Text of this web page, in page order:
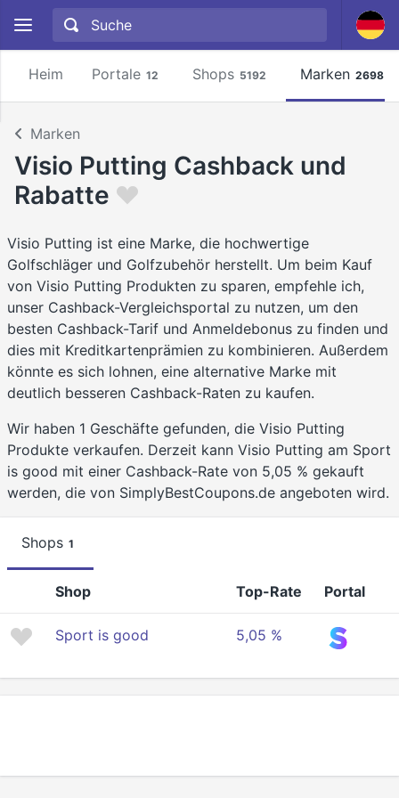
Heim Portale 12 Shops 5192 Marken 2698
Marken
Visio Putting Cashback und
Rabatte
Visio Putting ist eine Marke, die hochwertige
Golfschläger und Golfzubehör herstellt. Um beim Kauf
von Visio Putting Produkten zu sparen, empfehle ich,
unser Cashback-Vergleichsportal zu nutzen, um den
besten Cashback-Tarif und Anmeldebonus zu finden und
dies mit Kreditkartenprämien zu kombinieren. Außerdem
könnte es sich lohnen, eine alternative Marke mit
deutlich besseren Cashback-Raten zu kaufen.
Wir haben 1 Geschäfte gefunden, die Visio Putting
Produkte verkaufen. Derzeit kann Visio Putting am Sport
is good mit einer Cashback-Rate von 5,05 % gekauft
werden, die von SimplyBestCoupons.de angeboten wird.
Shops 1
Shop Top-Rate Portal
Sport is good 5,05 %